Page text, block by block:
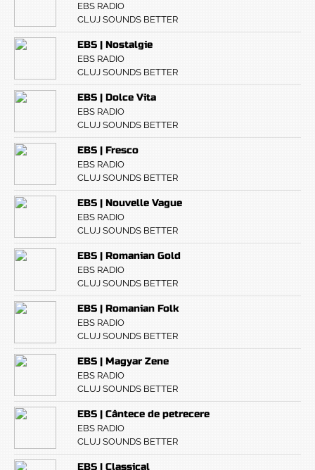
EBS RADIO
CLUJ SOUNDS BETTER
EBS | Nostalgie
EBS RADIO
CLUJ SOUNDS BETTER
EBS | Dolce Vita
EBS RADIO
CLUJ SOUNDS BETTER
EBS | Fresco
EBS RADIO
CLUJ SOUNDS BETTER
EBS | Nouvelle Vague
EBS RADIO
CLUJ SOUNDS BETTER
EBS | Romanian Gold
EBS RADIO
CLUJ SOUNDS BETTER
EBS | Romanian Folk
EBS RADIO
CLUJ SOUNDS BETTER
EBS | Magyar Zene
EBS RADIO
CLUJ SOUNDS BETTER
EBS | Cântece de petrecere
EBS RADIO
CLUJ SOUNDS BETTER
EBS | Classical